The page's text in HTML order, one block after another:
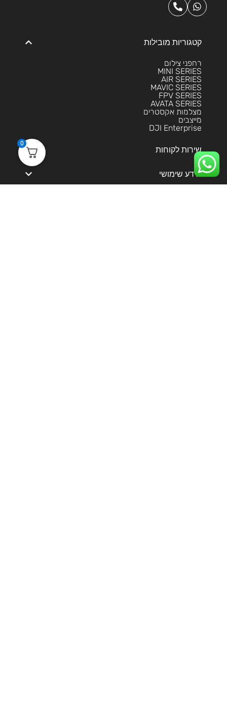
קטגוריות מובילות
רחפני צילום
MINI SERIES
AIR SERIES
MAVIC SERIES
FPV SERIES
AVATA SERIES
מצלמות אקסטרים
מייצבים
DJI Enterprise
שירות לקוחות
מידע שימושי
0